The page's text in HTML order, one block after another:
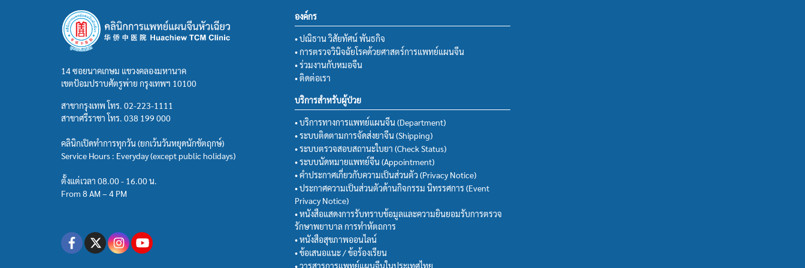
14 ซอยนาคเกษม แขวงคลองมหานาค
เขตป้อมปราบศัตรูพ่าย กรุงเทพฯ 10100
สาขากรุงเทพ โทร. 02-223-1111
สาขาศรีราชา โทร. 038 199 000
คลินิกเปิดทำการทุกวัน (ยกเว้นวันหยุดนักขัตฤกษ์)
Service Hours : Everyday (except public holidays)
ตั้งแต่เวลา 08.00 - 16.00 น.
From 8 AM – 4 PM
องค์กร
• ปณิธาน วิสัยทัศน์ พันธกิจ
• การตรวจวินิจฉัยโรคด้วยศาสตร์การแพทย์แผนจีน
• ร่วมงานกับหมอจีน
• ติดต่อเรา
บริการสำหรับผู้ป่วย
• บริการทางการแพทย์แผนจีน (Department)
• ระบบติดตามการจัดส่งยาจีน (Shipping)
• ระบบตรวจสอบสถานะใบยา (Check Status)
• ระบบนัดหมายแพทย์จีน (Appointment)
• คำประกาศเกี่ยวกับความเป็นส่วนตัว (Privacy Notice)
• ประกาศความเป็นส่วนตัวด้านกิจกรรม นิทรรศการ (Event
Privacy Notice)
• หนังสือแสดงการรับทราบข้อมูลและความยินยอมรับการตรวจ
รักษาพยาบาล การทำหัตถการ
• หนังสือสุขภาพออนไลน์
• ข้อเสนอแนะ / ข้อร้องเรียน
• วารสารการแพทย์แผนจีนในประเทศไทย